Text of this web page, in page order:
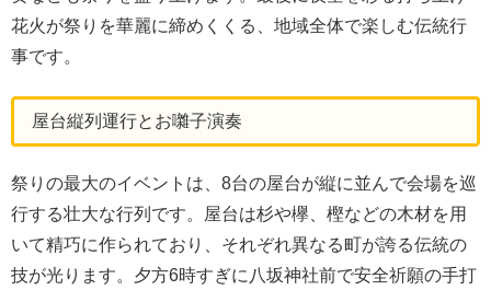
花火が祭りを華麗に締めくくる、地域全体で楽しむ伝統行
事です。
屋台縦列運行とお囃子演奏
祭りの最大のイベントは、8台の屋台が縦に並んで会場を巡
行する壮大な行列です。屋台は杉や欅、樫などの木材を用
いて精巧に作られており、それぞれ異なる町が誇る伝統の
技が光ります。夕方6時すぎに八坂神社前で安全祈願の手打